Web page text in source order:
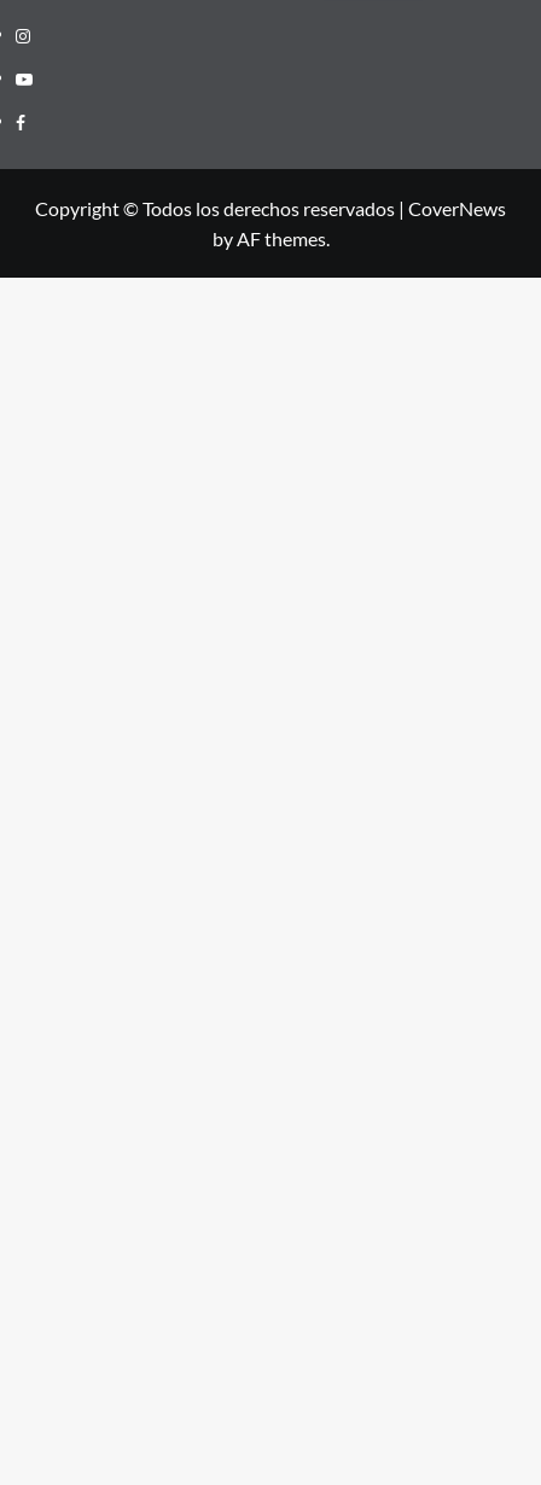
Instagram
Youtube
Facebook
Copyright © Todos los derechos reservados | CoverNews
by AF themes.